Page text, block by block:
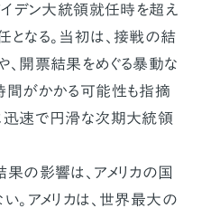
デン大統領就任時を超え
なる。当初は、接戦の結
開票結果をめぐる暴動な
間がかかる可能性も指摘
迅速で円滑な次期大統領
の影響は、アメリカの国
。アメリカは、世界最大の